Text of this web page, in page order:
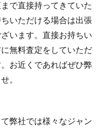
で直接持ってきていた
いただける場合は出張
います。直接お持ちい
無料査定をしていただ
お近くであればぜひ弊
。
弊社では様々なジャン